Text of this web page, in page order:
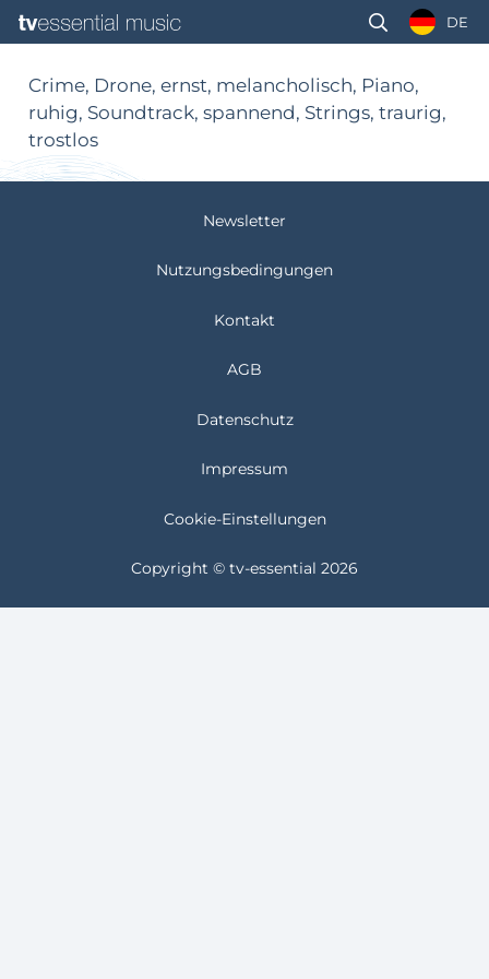
DE
Crime, Drone, ernst, melancholisch, Piano,
ruhig, Soundtrack, spannend, Strings, traurig,
trostlos
Newsletter
Nutzungsbedingungen
Kontakt
AGB
Datenschutz
Impressum
Cookie-Einstellungen
Copyright © tv-essential 2026